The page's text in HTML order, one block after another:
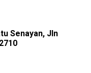
Senayan, Jln